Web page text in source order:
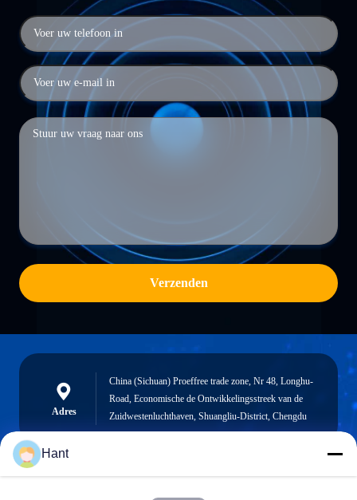
Verzenden
Adres
China (Sichuan) Proeffree trade zone, Nr 48, Longhu-
Road, Economische de Ontwikkelingsstreek van de
Zuidwestenluchthaven, Shuangliu-District, Chengdu
Sales03@chinafibercable.com
Hant